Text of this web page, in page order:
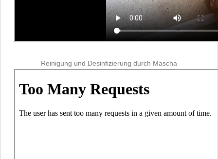
Reinigung und Desinfizierung durch Mascha